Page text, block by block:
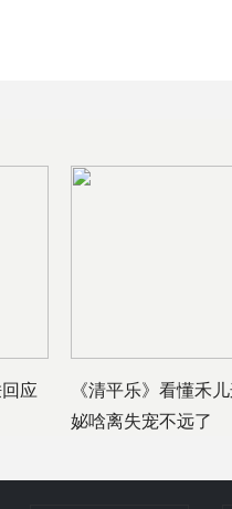
应
《清平乐》看懂禾
妼唅离失宠不远了